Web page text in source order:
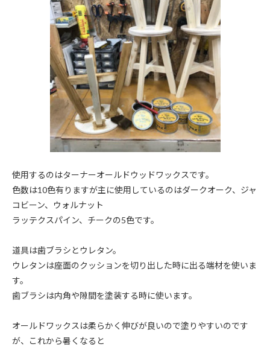
使用するのはターナーオールドウッドワックスです。
色数は10色有りますが主に使用しているのはダークオーク、ジャ
コビーン、ウォルナット
ラッテクスパイン、チークの5色です。
道具は歯ブラシとウレタン。
ウレタンは座面のクッションを切り出した時に出る端材を使いま
す。
歯ブラシは内角や隙間を塗装する時に使います。
オールドワックスは柔らかく伸びが良いので塗りやすいのです
が、これから暑くなると